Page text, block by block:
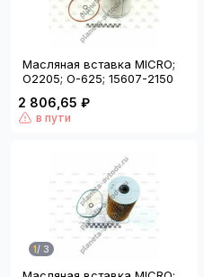
Масляная вставка MICRO;
O2205; O-625; 15607-2150
2 806,65 ₽
в пути
1/ 3